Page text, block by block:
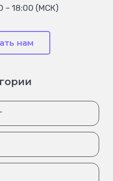
– 18:00 (МСК)
нам